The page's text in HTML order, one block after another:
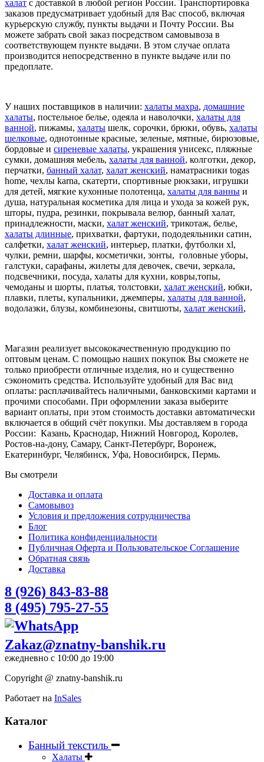
халат с доставкой в любой регион России. Транспортировка
заказов предусматривает удобный для Вас способ, включая
курьерскую службу, пункты выдачи и Почту России. Вы
можете забрать свой заказ посредством самовывоза в
соответствующем пункте выдачи. В этом случае оплата
производится непосредственно в пункте выдаче или по
предоплате.
У наших поставщиков в наличии: халаты махра, домашние
халаты, постельное белье, одеяла и наволочки, халаты для
ванной, пижамы, халаты шелк, сорочки, брюки, обувь, халаты
шелковые, однотонные красные, зеленые, мятные, бирюзовые,
бордовые и сиреневые халаты, украшения унисекс, пляжные
сумки, домашняя мебель, халаты для ванной, колготки, декор,
перчатки, банный халат, халат женский, наматрасники togas
home, чехлы karna, скатерти, спортивные рюкзаки, игрушки
для детей, мягкие кухонные полотенца, халаты для ванны и
душа, натуральная косметика для лица и ухода за кожей рук,
шторы, пудра, резинки, покрывала велюр, банный халат,
принадлежности, маски, халат женский, трикотаж, белье,
халаты длинные, прихватки, фартуки, пододеяльники сатин,
салфетки, халат женский, интерьер, платки, футболки xl,
чулки, ремни, шарфы, косметички, зонты, головные уборы,
галстуки, сарафаны, жилеты для девочек, свечи, зеркала,
подсвечники, посуда, халаты для кухни, ковры,топы,
чемоданы и шорты, платья, толстовки, халат женский, юбки,
плавки, плеты, купальники, джемперы, халаты для ванной,
водолазки, блузы, комбинезоны, свитшоты, халат женский,
Магазин реализует высококачественную продукцию по
оптовым ценам. С помощью наших покупок Вы сможете не
только приобрести отличные изделия, но и существенно
сэкономить средства. Используйте удобный для Вас вид
оплаты: расплачивайтесь наличными, банковскими картами и
прочими способами. При оформлении заказа выберите
вариант оплаты, при этом стоимость доставки автоматически
включается в общий счёт покупки. Мы доставляем в города
России: Казань, Краснодар, Нижний Новгород, Королев,
Ростов-на-дону, Самару, Санкт-Петербург, Воронеж,
Екатеринбург, Челябинск, Уфа, Новосибирск, Пермь.
Вы смотрели
Доставка и оплата
Самовывоз
Условия и предложения сотрудничества
Блог
Политика конфиденциальности
Публичная Оферта и Пользовательское Соглашение
Обратная связь
Доставка
8 (926) 843-83-88
8 (495) 795-27-55
Zakaz@znatny-banshik.ru
ежедневно с 10:00 до 19:00
Copyright @ znatny-banshik.ru
Работает на InSales
Каталог
Банный текстиль
Халаты